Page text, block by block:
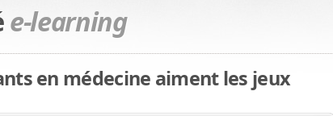
e-learning
en médecine aiment les jeux